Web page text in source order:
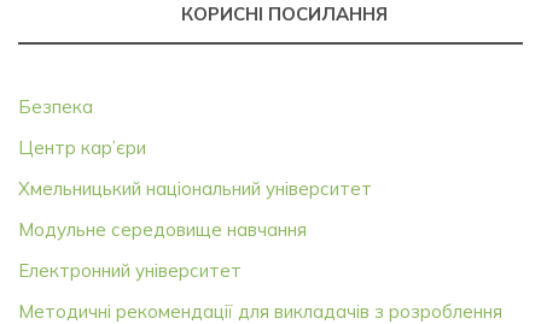
КОРИСНІ ПОСИЛАННЯ
Безпека
Центр кар’єри
Хмельницький національний університет
Модульне середовище навчання
Електронний університет
Методичні рекомендації для викладачів з розроблення